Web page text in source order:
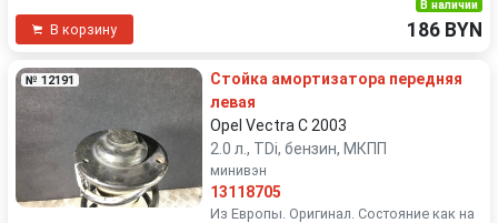
В корзину
В наличии
186 BYN
№ 12191
Стойка амортизатора передняя
левая
Opel Vectra C 2003
2.0 л., TDi, бензин, МКПП
минивэн
13118705
Из Европы. Оригинал. Состояние как на